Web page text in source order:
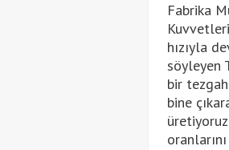
Fabrika
hızıyla
söyleyen
bir
bine